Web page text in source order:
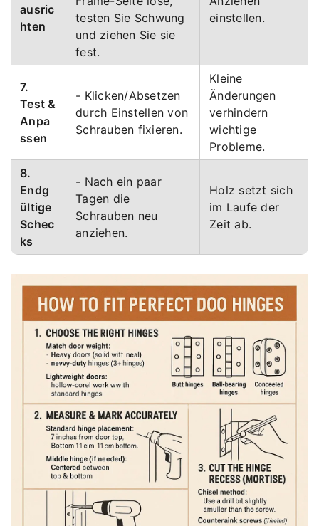
ausric
hten
testen Sie Schwung
und ziehen Sie sie
fest.
einstellen.
7.
Test &
Anpa
ssen
- Klicken/Absetzen
durch Einstellen von
Schrauben fixieren.
Kleine
Änderungen
verhindern
wichtige
Probleme.
8.
Endg
ültige
Schec
ks
- Nach ein paar
Tagen die
Schrauben neu
anziehen.
Holz setzt sich
im Laufe der
Zeit ab.